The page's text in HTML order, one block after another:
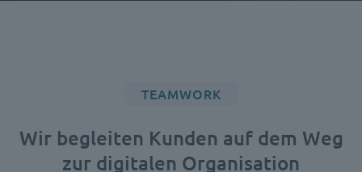
TEAMWORK
Wir begleiten Kunden auf dem Weg
zur digitalen Organisation